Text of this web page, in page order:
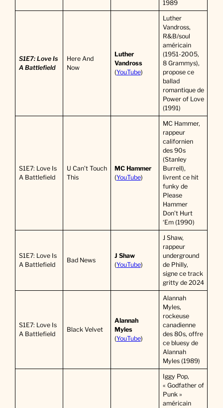
1989
S1E7: Love Is
A Battlefield
Here And
Now
Luther
Vandross
(YouTube)
Luther
Vandross,
R&B/soul
américain
(1951-2005,
8 Grammys),
propose ce
ballad
romantique de
Power of Love
(1991)
S1E7: Love Is
A Battlefield
U Can’t Touch
This
MC Hammer
(YouTube)
MC Hammer,
rappeur
californien
des 90s
(Stanley
Burrell),
livrent ce hit
funky de
Please
Hammer
Don’t Hurt
‘Em (1990)
S1E7: Love Is
A Battlefield
Bad News
J Shaw
(YouTube)
J Shaw,
rappeur
underground
de Philly,
signe ce track
gritty de 2024
S1E7: Love Is
A Battlefield
Black Velvet
Alannah
Myles
(YouTube)
Alannah
Myles,
rockeuse
canadienne
des 80s, offre
ce bluesy de
Alannah
Myles (1989)
Iggy Pop,
« Godfather of
Punk »
américain